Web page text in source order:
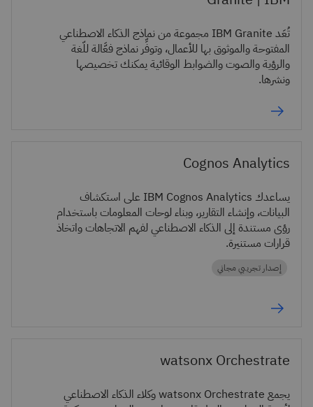
تُعَد IBM Granite مجموعة من نماذج الذكاء الاصطناعي
المفتوحة والموثوق بها للأعمال، وتوفِّر نماذج فعَّالة للّغة
والرؤية والصوت والضوابط الوقائية يمكنك تخصيصها
ونشرها.
Cognos Analytics
يساعدك IBM Cognos Analytics على استكشاف
البيانات، وإنشاء التقارير، وبناء لوحات المعلومات باستخدام
رؤى مستندة إلى الذكاء الاصطناعي لفهم الاتجاهات واتخاذ
قرارات مستنيرة.
إصدار تجريبي مجاني
watsonx Orchestrate
يجمع watsonx Orchestrate وكلاء الذكاء الاصطناعي